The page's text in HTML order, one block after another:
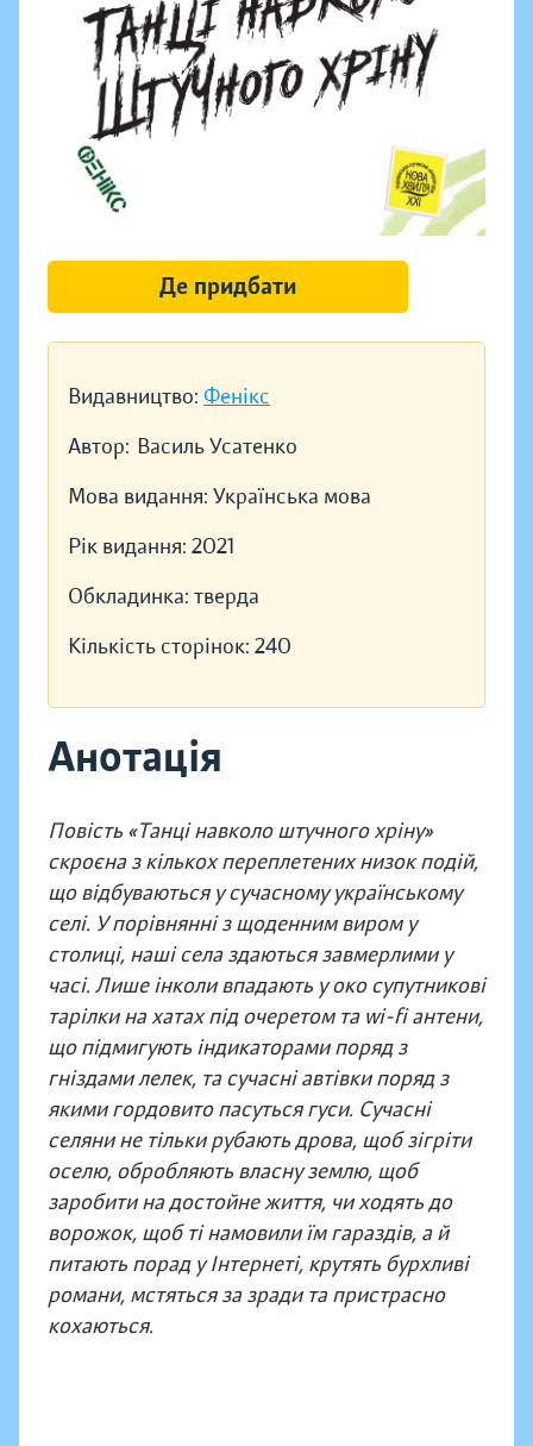
Видавництво: Фенікс
Автор: Василь Усатенко
Мова видання: Українська мова
Рік видання: 2021
Обкладинка: тверда
Кількість сторінок: 240
Анотація
Повість «Танці навколо штучного хріну»
скроєна з кількох переплетених низок подій,
що відбуваються у сучасному українському
селі. У порівнянні з щоденним виром у
столиці, наші села здаються завмерлими у
часі. Лише інколи впадають у око супутникові
тарілки на хатах під очеретом та wi-fi антени,
що підмигують індикаторами поряд з
гніздами лелек, та сучасні автівки поряд з
якими гордовито пасуться гуси. Сучасні
селяни не тільки рубають дрова, щоб зігріти
оселю, обробляють власну землю, щоб
заробити на достойне життя, чи ходять до
ворожок, щоб ті намовили їм гараздів, а й
питають порад у Інтернеті, крутять бурхливі
романи, мстяться за зради та пристрасно
кохаються.
Де придбати